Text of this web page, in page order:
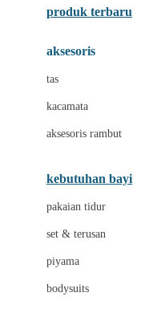
Baabaasheepz
Baby Dove
Baby Jogger
produk terbaru
aksesoris
tas
kacamata
aksesoris rambut
kebutuhan bayi
pakaian tidur
set & terusan
piyama
bodysuits